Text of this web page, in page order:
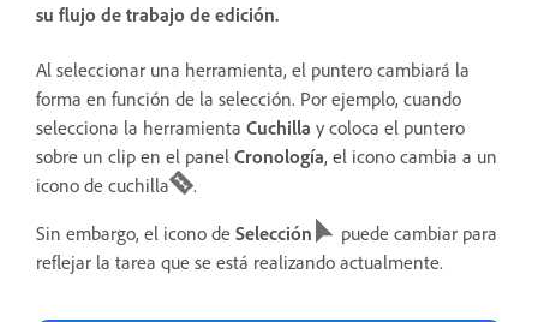
su flujo de trabajo de edición.
Al seleccionar una herramienta, el puntero cambiará la
forma en función de la selección. Por ejemplo, cuando
selecciona la herramienta Cuchilla y coloca el puntero
sobre un clip en el panel Cronología, el icono cambia a un
icono de cuchilla
.
Sin embargo, el icono de Selección
puede cambiar para
reflejar la tarea que se está realizando actualmente.